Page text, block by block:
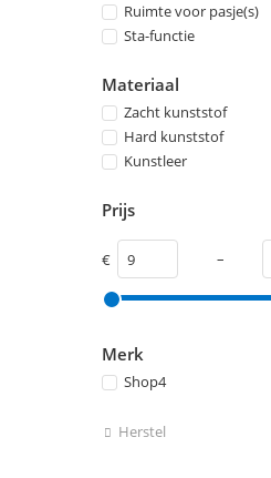
Ruimte voor pasje(s)
Sta-functie
Materiaal
Zacht kunststof
Hard kunststof
Kunstleer
Prijs
€ –
Merk
Shop4
Herstel